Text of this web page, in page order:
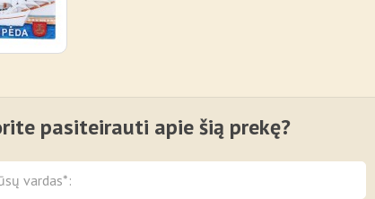
pasiteirauti apie šią prekę?